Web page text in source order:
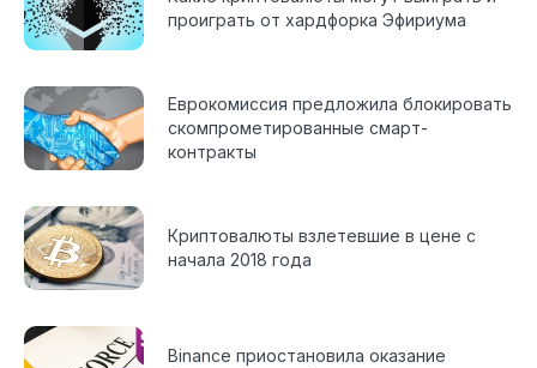
проиграть от хардфорка Эфириума
Еврокомиссия предложила блокировать
скомпрометированные смарт-
контракты
Криптовалюты взлетевшие в цене с
начала 2018 года
Binance приостановила оказание